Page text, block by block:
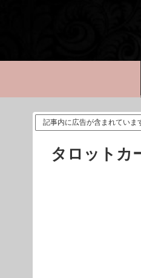
記事内に広告が含まれていま
タロットカ